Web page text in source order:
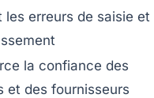
les erreurs de saisie et
la confiance des
et des fournisseurs